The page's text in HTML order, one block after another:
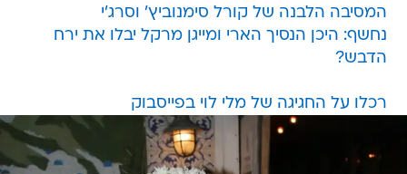
המסיבה הלבנה של קורל סימנוביץ' וסרג'י
נחשף: היכן הנסיך הארי ומייגן מרקל יבלו את ירח
הדבש?
רכלו על החגיגה של מלי לוי בפייסבוק